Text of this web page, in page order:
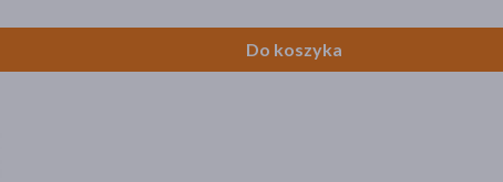
Do koszyka